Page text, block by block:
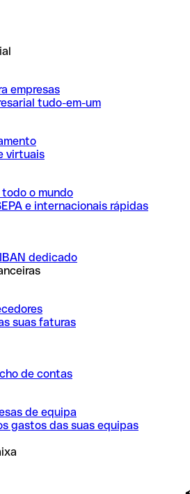
empresas
tudo-em-um
virtuais
o mundo
e internacionais rápidas
dedicado
suas faturas
de contas
de equipa
gastos das suas equipas